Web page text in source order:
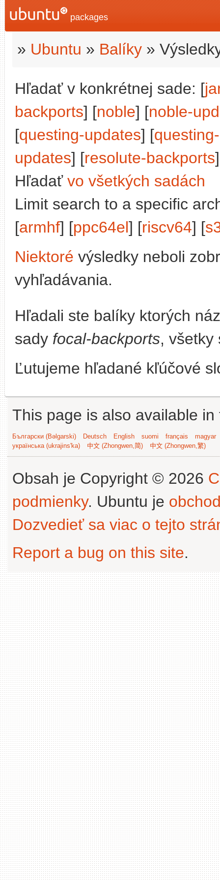
packages
» Ubuntu » Balíky »
Hľadať v konkrétnej sade: [
backports] [noble] [noble-
[questing-updates] [
updates] [resolute-backports
Hľadať vo všetkých sadách
Limit search to a specific
[armhf] [ppc64el] [riscv64] [
Niektoré výsledky neboli
vyhľadávania.
Hľadali ste balíky ktorých
sady focal-backports, všetky
Ľutujeme hľadané kľúčové
This page is also available
Български (Bəlgarski) Deutsch English suomi français
magyar
українська (ukrajins'ka)
中文 (Zhongwen,简) 中文 (Zhongwen,繁)
Obsah je Copyright © 2026
podmienky. Ubuntu je
Dozvedieť sa viac o tejto
Report a bug on this site.